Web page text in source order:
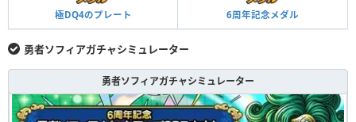
極DQ4のプレート 6周年記念メダル
勇者ソフィアガチャシミュレーター
勇者ソフィアガチャシミュレーター